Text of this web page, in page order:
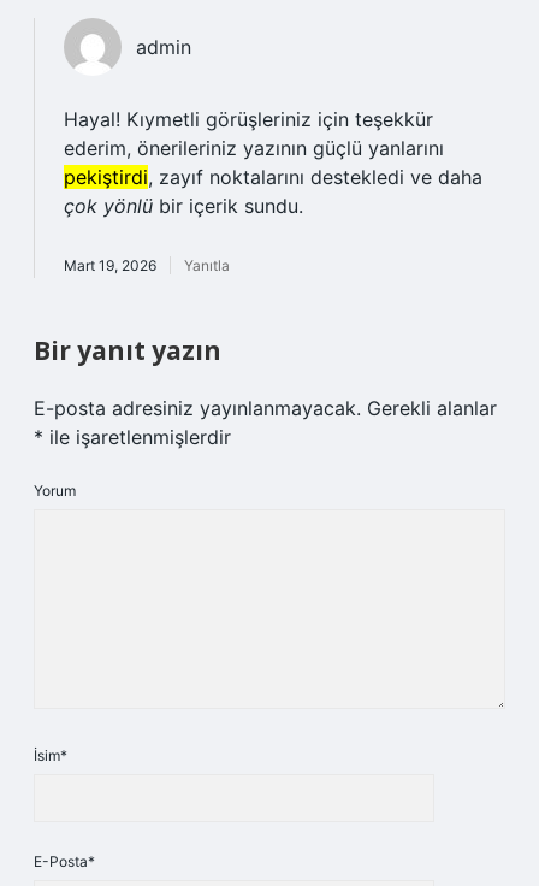
admin
Hayal! Kıymetli görüşleriniz için teşekkür
ederim, önerileriniz yazının güçlü yanlarını
pekiştirdi, zayıf noktalarını destekledi ve daha
çok yönlü bir içerik sundu.
Mart 19, 2026 Yanıtla
Bir yanıt yazın
E-posta adresiniz yayınlanmayacak. Gerekli alanlar
* ile işaretlenmişlerdir
Yorum
İsim*
E-Posta*